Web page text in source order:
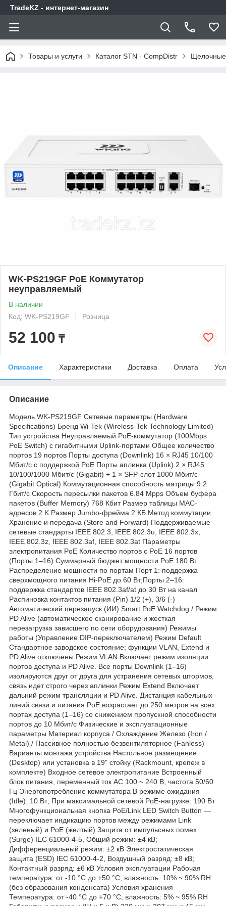
TradeKZ - интернет-магазин
Товары и услуги Каталог STN - CompDistr Щелочные
WK-PS219GF PoE Коммутатор
неуправляемый
В наличии
Код: WK-PS219GF
Розница
52 100 ₸
Описание Характеристики Доставка Оплата
Описание
Модель WK-PS219GF Сетевые параметры (Hardware
Specifications) Бренд Wi-Tek (Wireless-Tek Technology Limited)
Тип устройства Неуправляемый PoE-коммутатор (100Mbps
PoE Switch) с гигабитными Uplink-портами Общее количество
портов 19 портов Порты доступа (Downlink) 16 × RJ45 10/100
Мбит/с с поддержкой PoE Порты аплинка (Uplink) 2 × RJ45
10/100/1000 Мбит/с (Gigabit) + 1 × SFP-слот 1000 Мбит/с
(Gigabit Optical) Коммутационная способность матрицы 9.2
Гбит/с Скорость пересылки пакетов 6.84 Mpps Объем буфера
пакетов (Buffer Memory) 768 Кбит Размер таблицы MAC-
адресов 2 K Размер Jumbo-фрейма 2 КБ Метод коммутации
Хранение и передача (Store and Forward) Поддерживаемые
сетевые стандарты IEEE 802.3, IEEE 802.3u, IEEE 802.3x,
IEEE 802.3z, IEEE 802.3af, IEEE 802.3at Параметры
электропитания PoE Количество портов с PoE 16 портов
(Порты 1–16) Суммарный бюджет мощности PoE 180 Вт
Распределение мощности по портам Порт 1: поддержка
сверхмощного питания Hi-PoE до 60 Вт;Порты 2–16:
поддержка стандартов IEEE 802.3af/at до 30 Вт на канал
Распиновка контактов питания (Pin) 1/2 (+), 3/6 (-)
Автоматический перезапуск (ИИ) Smart PoE Watchdog / Режим
PD Alive (автоматическое сканирование и жесткая
перезагрузка зависшего по сети оборудования) Режимы
работы (Управление DIP-переключателем) Режим Default
Стандартное заводское состояние; функции VLAN, Extend и
PD Alive отключены Режим VLAN Включает режим изоляции
портов доступа и PD Alive. Все порты Downlink (1–16)
изолируются друг от друга для устранения сетевых штормов,
связь идет строго через аплинки Режим Extend Включает
дальний режим трансляции и PD Alive. Дистанция кабельных
линий связи и питания PoE возрастает до 250 метров на всех
портах доступа (1–16) со снижением пропускной способности
портов до 10 Мбит/с Физические и эксплуатационные
параметры Материал корпуса / Охлаждение Железо (Iron /
Metal) / Пассивное полностью безвентиляторное (Fanless)
Варианты монтажа устройства Настольное размещение
(Desktop) или установка в 19" стойку (Rackmount, крепеж в
комплекте) Входное сетевое электропитание Встроенный
блок питания, переменный ток AC 100 ~ 240 В, частота 50/60
Гц Энергопотребление коммутатора В режиме ожидания
(Idle): 10 Вт; При максимальной сетевой PoE-нагрузке: 190 Вт
Многофункциональная кнопка PoE/Link LED Switch Button —
переключает индикацию портов между режимами Link
(зеленый) и PoE (желтый) Защита от импульсных помех
(Surge) IEC 61000-4-5, Общий режим: ±4 кВ;
Дифференциальный режим: ±2 кВ Электростатическая
защита (ESD) IEC 61000-4-2, Воздушный разряд: ±8 кВ;
Контактный разряд: ±6 кВ Условия эксплуатации Рабочая
температура: от -10 °C до +50 °C; влажность: 10% ~ 90% RH
(без образования конденсата) Условия хранения
Температура: от -40 °C до +70 °C; влажность: 5% ~ 95% RH